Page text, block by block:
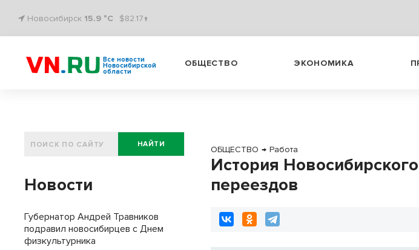
Новосибирск 15.9 °C $82.17↑
Все новости
Новосибирской
области
ОБЩЕСТВО ЭКОНОМИКА
ОБЩЕСТВО → Работа
История
переездов
НАЙТИ
Новости
Губернатор Андрей Травников
подравил новосибирцев с Днем
физкультурника